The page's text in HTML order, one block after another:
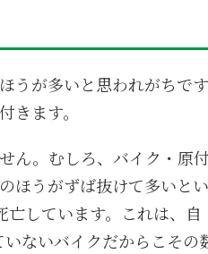
うが多いと思われがちです
ます。
ん。むしろ、バイク・原付
ほうがずば抜けて多いとい
しています。これは、自
ないバイクだからこその